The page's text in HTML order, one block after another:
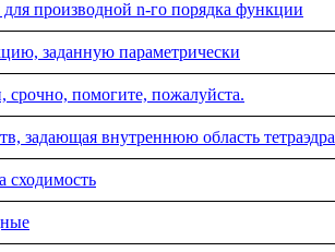
производной n-го порядка функции
заданную параметрически
срочно, помогите, пожалуйста.
задающая внутреннюю область
сходимость